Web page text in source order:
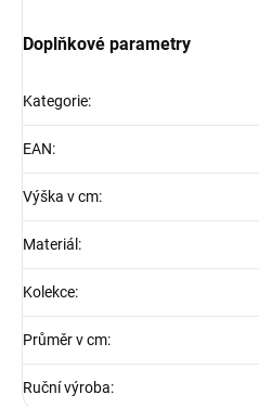
Doplňkové parametry
Kategorie:
EAN:
Výška v cm:
Materiál :
Kolekce:
Průměr v cm:
Ruční výroba: